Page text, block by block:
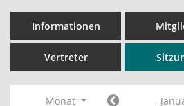
Informationen
Vertreter
Monat